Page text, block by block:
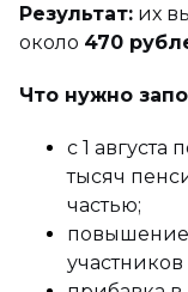
Результат: их
около 470
Что нужно
с 1 августа
тысяч
частью;
повышение